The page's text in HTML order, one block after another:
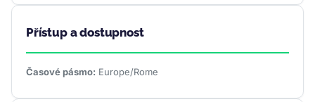
Přístup a dostupnost
Časové pásmo: Europe/Rome